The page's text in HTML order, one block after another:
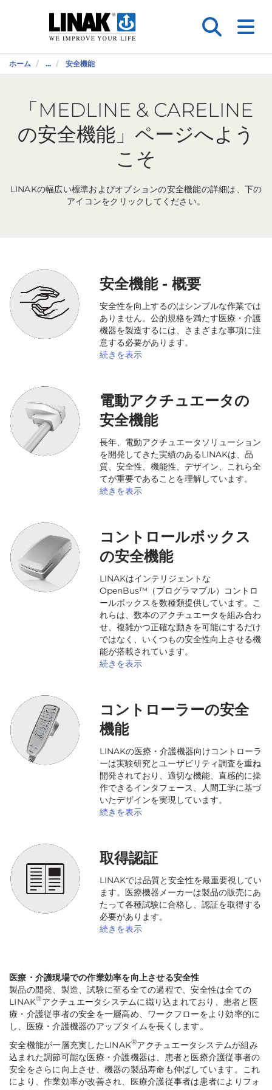
ホーム ... 安全機能
「MEDLINE & CARELINE
の安全機能」ページへよう
こそ
LINAKの幅広い標準およびオプションの安全機能の詳細は、下の
アイコンをクリックしてください。
安全機能 - 概要
安全性を向上するのはシンプルな作業では
ありません。公的規格を満たす医療・介護
機器を製造するには、さまざまな事項に注
意する必要があります。
続きを表示
電動アクチュエータの
安全機能
長年、電動アクチュエータソリューション
を開発してきた実績のあるLINAKは、品
質、安全性、機能性、デザイン、これら全
てが重要であることを理解しています。
続きを表示
コントロールボックス
の安全機能
LINAKはインテリジェントな
OpenBus™（プログラマブル）コントロ
ールボックスを数種類提供しています。こ
れらは、数本のアクチュエータを組み合わ
せ、複雑かつ正確な動きを可能にするだけ
ではなく、いくつもの安全性向上させる機
能が搭載されています。
続きを表示
コントローラーの安全
機能
LINAKの医療・介護機器向けコントローラ
ーは実験研究とユーザビリティ調査を重ね
開発されており、適切な機能、直感的に操
作できるインタフェース、人間工学に基づ
いたデザインを実現しています。
続きを表示
取得認証
LINAKでは品質と安全性を最重要視してい
ます。医療機器メーカーは製品の販売にあ
たって各種試験に合格し、認証を取得する
必要があります。
続きを表示
医療・介護現場での作業効率を向上させる安全性
製品の開発、製造、試験に至る全ての過程で、安全性は全ての
LINAK®アクチュエータシステムに織り込まれており、患者と医
療・介護従事者の安全を一層高め、ワークフローをより効率的に
し、医療・介護機器のアップタイムを長くします。
安全機能が一層充実したLINAK®アクチュエータシステムが組み
込まれた調節可能な医療・介護機器は、患者と医療介護従事者の
安全をさらに向上させ、機器の製品寿命も伸ばしています。これ
により、作業効率が改善され、医療介護従事者は患者によりフォ